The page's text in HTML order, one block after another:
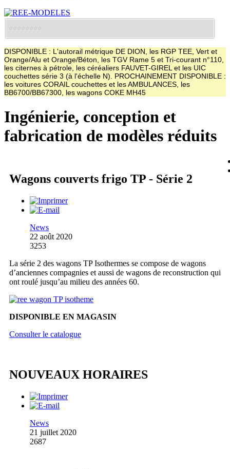
DISPONIBLE : L'autorail métrique DE DION, les RGP TEE, Vert et
Orange/Alu et Orange/Béton, les TGV Rame 5 et Tri-courant n°110,
les citernes à pétrole, les céréaliers FAUVET-GIREL et les UIC
couchettes série 3 (à l'échelle N). PROCHAINEMENT DISPONIBLE :
les voitures CORAIL couchettes et les AMBULANCES, les
BB6700/BB67300, les wagons COKE MH45
Ingénierie, conception et
fabrication de modèles réduits
Wagons couverts frigo TP - Série 2
News
22 août 2020
3253
La série 2 des wagons TP Isothermes se compose de wagons
d’anciennes compagnies et aussi de wagons de reconstruction qui
ont roulé jusqu’au milieu des années 60.
DISPONIBLE EN MAGASIN
Consulter le catalogue
NOUVEAUX HORAIRES
News
21 juillet 2020
2687